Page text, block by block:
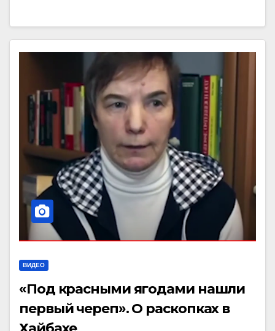
ВИДЕО
«Под красными ягодами нашли
первый череп». О раскопках в